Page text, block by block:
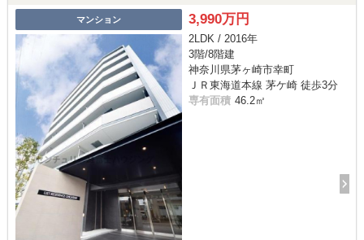
マンション 3,990万円
2LDK / 2016年
3階/8階建
神奈川県茅ヶ崎市幸町
ＪＲ東海道本線 茅ケ崎 徒歩3分
専有面積 46.2㎡